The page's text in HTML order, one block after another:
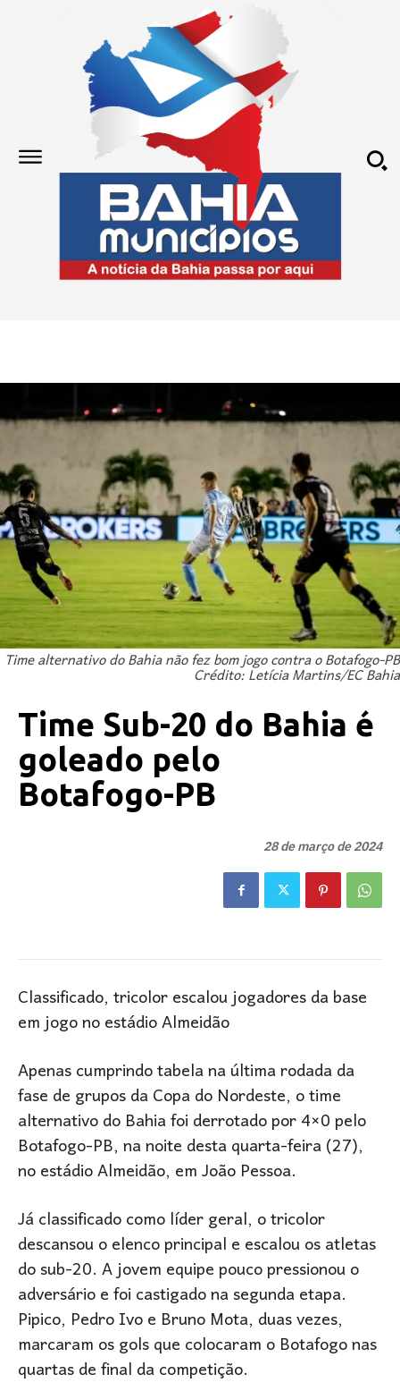
Time alternativo do Bahia não fez bom jogo contra o Botafogo-PB
Crédito: Letícia Martins/EC Bahia
Time Sub-20 do Bahia é
goleado pelo
Botafogo-PB
28 de março de 2024
Classificado, tricolor escalou jogadores da base
em jogo no estádio Almeidão
Apenas cumprindo tabela na última rodada da
fase de grupos da Copa do Nordeste, o time
alternativo do Bahia foi derrotado por 4×0 pelo
Botafogo-PB, na noite desta quarta-feira (27),
no estádio Almeidão, em João Pessoa.
Já classificado como líder geral, o tricolor
descansou o elenco principal e escalou os atletas
do sub-20. A jovem equipe pouco pressionou o
adversário e foi castigado na segunda etapa.
Pipico, Pedro Ivo e Bruno Mota, duas vezes,
marcaram os gols que colocaram o Botafogo nas
quartas de final da competição.